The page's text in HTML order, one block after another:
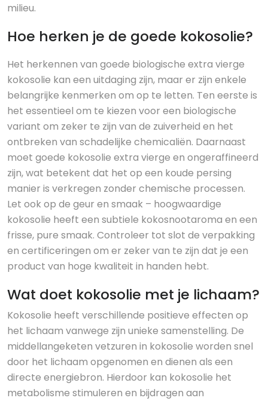
milieu.
Hoe herken je de goede kokosolie?
Het herkennen van goede biologische extra vierge
kokosolie kan een uitdaging zijn, maar er zijn enkele
belangrijke kenmerken om op te letten. Ten eerste is
het essentieel om te kiezen voor een biologische
variant om zeker te zijn van de zuiverheid en het
ontbreken van schadelijke chemicaliën. Daarnaast
moet goede kokosolie extra vierge en ongeraffineerd
zijn, wat betekent dat het op een koude persing
manier is verkregen zonder chemische processen.
Let ook op de geur en smaak – hoogwaardige
kokosolie heeft een subtiele kokosnootaroma en een
frisse, pure smaak. Controleer tot slot de verpakking
en certificeringen om er zeker van te zijn dat je een
product van hoge kwaliteit in handen hebt.
Wat doet kokosolie met je lichaam?
Kokosolie heeft verschillende positieve effecten op
het lichaam vanwege zijn unieke samenstelling. De
middellangeketen vetzuren in kokosolie worden snel
door het lichaam opgenomen en dienen als een
directe energiebron. Hierdoor kan kokosolie het
metabolisme stimuleren en bijdragen aan